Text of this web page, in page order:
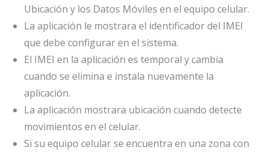
Ubicación y los Datos Móviles en el equipo celular.
La aplicación le mostrara el identificador del IMEI
que debe configurar en el sistema.
El IMEI en la aplicación es temporal y cambia
cuando se elimina e instala nuevamente la
aplicación.
La aplicación mostrara ubicación cuando detecte
movimientos en el celular.
Si su equipo celular se encuentra en una zona con